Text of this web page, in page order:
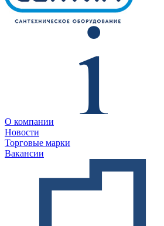
О компании
Новости
Торговые марки
Вакансии